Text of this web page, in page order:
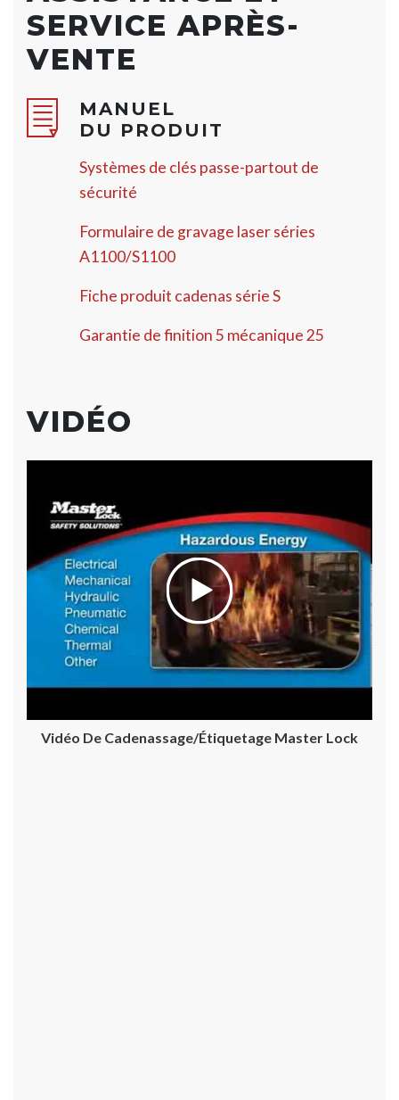
SERVICE APRÈS-
VENTE
MANUEL
DU PRODUIT
Systèmes de clés passe-partout de
sécurité
Formulaire de gravage laser séries
A1100/S1100
Fiche produit cadenas série S
Garantie de finition 5 mécanique 25
VIDÉO
Vidéo De Cadenassage/étiquetage Master Lock